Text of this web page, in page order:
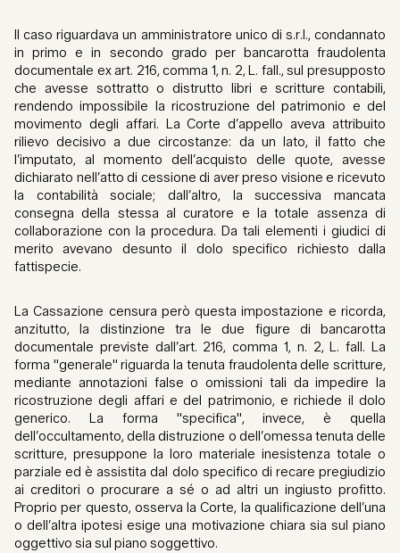
Il caso riguardava un amministratore unico di s.r.l., condannato
in primo e in secondo grado per bancarotta fraudolenta
documentale ex art. 216, comma 1, n. 2, L. fall., sul presupposto
che avesse sottratto o distrutto libri e scritture contabili,
rendendo impossibile la ricostruzione del patrimonio e del
movimento degli affari. La Corte d’appello aveva attribuito
rilievo decisivo a due circostanze: da un lato, il fatto che
l’imputato, al momento dell’acquisto delle quote, avesse
dichiarato nell’atto di cessione di aver preso visione e ricevuto
la contabilità sociale; dall’altro, la successiva mancata
consegna della stessa al curatore e la totale assenza di
collaborazione con la procedura. Da tali elementi i giudici di
merito avevano desunto il dolo specifico richiesto dalla
fattispecie.
La Cassazione censura però questa impostazione e ricorda,
anzitutto, la distinzione tra le due figure di bancarotta
documentale previste dall’art. 216, comma 1, n. 2, L. fall. La
forma "generale" riguarda la tenuta fraudolenta delle scritture,
mediante annotazioni false o omissioni tali da impedire la
ricostruzione degli affari e del patrimonio, e richiede il dolo
generico. La forma "specifica", invece, è quella
dell’occultamento, della distruzione o dell’omessa tenuta delle
scritture, presuppone la loro materiale inesistenza totale o
parziale ed è assistita dal dolo specifico di recare pregiudizio
ai creditori o procurare a sé o ad altri un ingiusto profitto.
Proprio per questo, osserva la Corte, la qualificazione dell’una
o dell’altra ipotesi esige una motivazione chiara sia sul piano
oggettivo sia sul piano soggettivo.